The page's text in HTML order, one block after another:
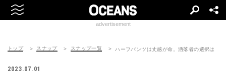
advertisement
トップ スナップ スナップ一覧 ハーフパンツは丈感が命。洒落者の選択は
2023.07.01